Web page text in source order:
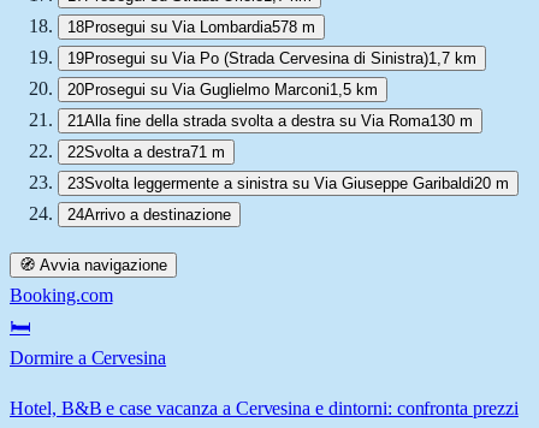
18Prosegui su Via Lombardia578 m
19Prosegui su Via Po (Strada Cervesina di Sinistra)1,7 km
20Prosegui su Via Guglielmo Marconi1,5 km
21Alla fine della strada svolta a destra su Via Roma130 m
22Svolta a destra71 m
23Svolta leggermente a sinistra su Via Giuseppe Garibaldi20 m
24Arrivo a destinazione
🧭 Avvia navigazione
Booking.com
🛏️
Dormire a Cervesina
Hotel, B&B e case vacanza a Cervesina e dintorni: confronta prezzi